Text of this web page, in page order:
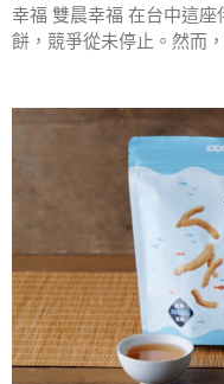
幸福 雙晨幸福 在台中這
餅，競爭從未停止。然而